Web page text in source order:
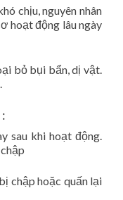
chịu, nguyên nhân
hoạt động lâu ngày
bỏ bụi bẩn, dị vật.
sau khi hoạt động.
chập hoặc quấn lại